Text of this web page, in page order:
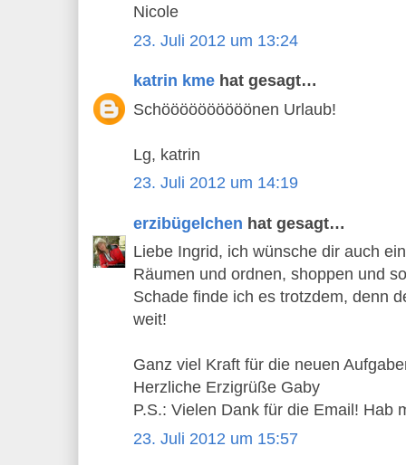
Nicole
23. Juli 2012 um 13:24
katrin kme hat gesagt…
Schöööööööööönen Urlaub!
Lg, katrin
23. Juli 2012 um 14:19
erzibügelchen hat gesagt…
Liebe Ingrid, ich wünsche dir auch
Räumen und ordnen, shoppen und
Schade finde ich es trotzdem, denn
weit!
Ganz viel Kraft für die neuen
Herzliche Erzigrüße Gaby
P.S.: Vielen Dank für die Email! Hab
23. Juli 2012 um 15:57